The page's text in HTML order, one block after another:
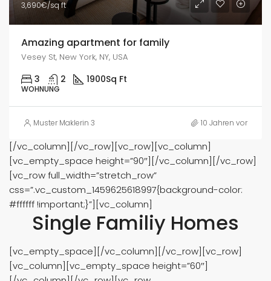
3,690€/sq ft
Amazing apartment for family
Vesey St, New York, NY, USA
3 2 1900Sq Ft
WOHNUNG
Muster Maklerin 3 10 Jahren vor
[/vc_column][/vc_row][vc_row][vc_column]
[vc_empty_space height=”90″][/vc_column][/vc_row]
[vc_row full_width=”stretch_row”
css=”.vc_custom_1459625618997{background-color:
#ffffff !important;}”][vc_column]
Single Familiy Homes
[vc_empty_space][/vc_column][/vc_row][vc_row]
[vc_column][vc_empty_space height=”60″]